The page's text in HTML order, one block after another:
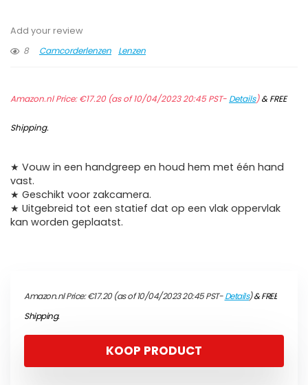
Add your review
8
Camcorderlenzen Lenzen
Amazon.nl Price:€17.20(as of 10/04/2023 20:45 PST- Details)&FREE
Shipping.
★ Vouw in een handgreep en houd hem met één hand
vast.
★ Geschikt voor zakcamera.
★ Uitgebreid tot een statief dat op een vlak oppervlak
kan worden geplaatst.
Amazon.nl Price:€17.20(as of 10/04/2023 20:45 PST-Details)&FREE
Shipping.
KOOP PRODUCT